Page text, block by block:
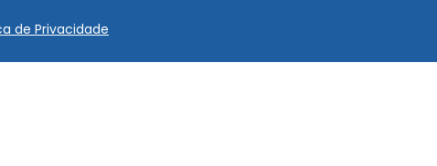
de Privacidade